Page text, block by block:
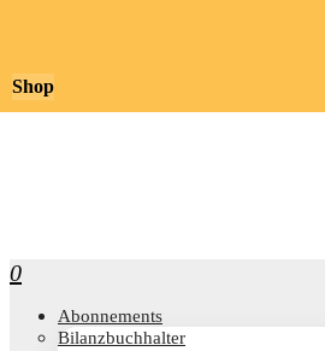
0
Abon­ne­ments
Bilanz­buch­hal­ter
Shop